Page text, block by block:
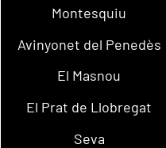
Montesquiu
Avinyonet del Penedès
El Masnou
El Prat de Llobregat
Seva